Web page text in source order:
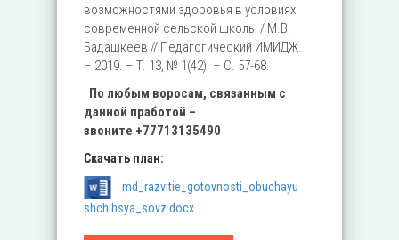
возможностями здоровья в условиях
современной сельской школы / М.В.
Бадашкеев // Педагогический ИМИДЖ.
– 2019. – Т. 13, № 1(42). – С. 57-68.
По любым воросам, связанным с
данной пработой –
звоните +77713135490
Скачать план:
md_razvitie_gotovnosti_obuchayu
shchihsya_sovz.docx